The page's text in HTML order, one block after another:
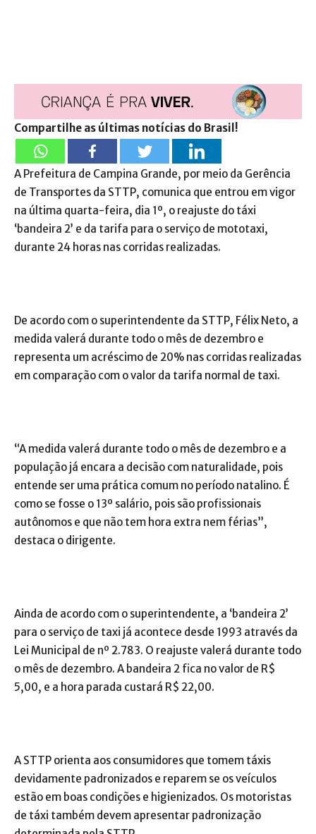
Compartilhe as últimas notícias do Brasil!
A Prefeitura de Campina Grande, por meio da Gerência
de Transportes da STTP, comunica que entrou em vigor
na última quarta-feira, dia 1º, o reajuste do táxi
‘bandeira 2’ e da tarifa para o serviço de mototaxi,
durante 24 horas nas corridas realizadas.
De acordo com o superintendente da STTP, Félix Neto, a
medida valerá durante todo o mês de dezembro e
representa um acréscimo de 20% nas corridas realizadas
em comparação com o valor da tarifa normal de taxi.
“A medida valerá durante todo o mês de dezembro e a
população já encara a decisão com naturalidade, pois
entende ser uma prática comum no período natalino. É
como se fosse o 13º salário, pois são profissionais
autônomos e que não tem hora extra nem férias”,
destaca o dirigente.
Ainda de acordo com o superintendente, a ‘bandeira 2’
para o serviço de taxi já acontece desde 1993 através da
Lei Municipal de nº 2.783. O reajuste valerá durante todo
o mês de dezembro. A bandeira 2 fica no valor de R$
5,00, e a hora parada custará R$ 22,00.
A STTP orienta aos consumidores que tomem táxis
devidamente padronizados e reparem se os veículos
estão em boas condições e higienizados. Os motoristas
de táxi também devem apresentar padronização